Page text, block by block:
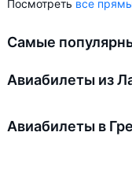
Посмотреть все
Самые
Авиабилеты из
Авиабилеты в